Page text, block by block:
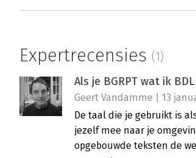
Expertrecensies (1)
Als je BGRPT wat ik
Geert Vandamme | 13
De taal die je gebruikt is
jezelf mee naar je
opgebouwde teksten de